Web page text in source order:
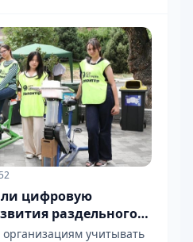
цифровую
раздельного
учитывать